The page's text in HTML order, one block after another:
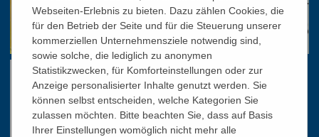
Webseiten-Erlebnis zu bieten. Dazu zählen Cookies, die
für den Betrieb der Seite und für die Steuerung unserer
kommerziellen Unternehmensziele notwendig sind,
sowie solche, die lediglich zu anonymen
Statistikzwecken, für Komforteinstellungen oder zur
Anzeige personalisierter Inhalte genutzt werden. Sie
können selbst entscheiden, welche Kategorien Sie
zulassen möchten. Bitte beachten Sie, dass auf Basis
Ihrer Einstellungen womöglich nicht mehr alle